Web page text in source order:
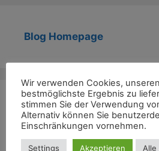
Blog Homepage
Archiv
März 2024
Wir verwenden Cookies,
bestmöglichste Ergebnis zu
stimmen Sie der Verwendung
Alternativ können Sie
Einschränkungen vornehmen.
Settings Akzeptieren Alle